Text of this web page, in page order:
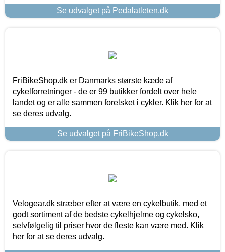
Se udvalget på Pedalatleten.dk
FriBikeShop.dk er Danmarks største kæde af
cykelforretninger - de er 99 butikker fordelt over hele
landet og er alle sammen forelsket i cykler. Klik her for at
se deres udvalg.
Se udvalget på FriBikeShop.dk
Velogear.dk stræber efter at være en cykelbutik, med et
godt sortiment af de bedste cykelhjelme og cykelsko,
selvfølgelig til priser hvor de fleste kan være med. Klik
her for at se deres udvalg.